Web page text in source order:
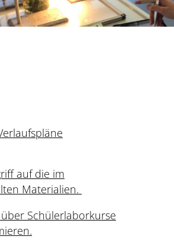
auf die im
Materialien.
Schülerlaborkurse